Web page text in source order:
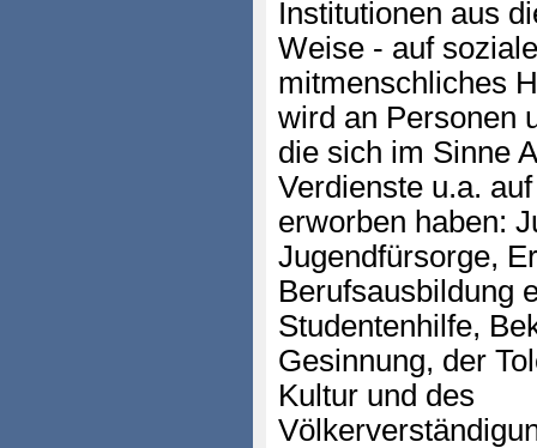
Institutionen aus
Weise - auf
mitmenschliches
wird an Personen
die sich im Sinne
Verdienste u.a.
erworben haben:
Jugendfürsorge,
Berufsausbildung
Studentenhilfe,
Gesinnung, der
Kultur und des